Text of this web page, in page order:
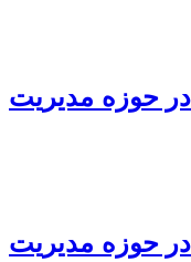
حوزه مدیریت
حوزه مدیریت